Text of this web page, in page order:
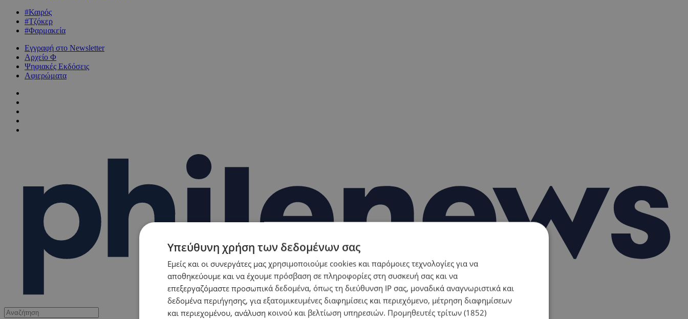
#Καιρός
#Τζόκερ
#Φαρμακεία
Εγγραφή στο Newsletter
Αρχείο Φ
Ψηφιακές Εκδόσεις
Αφιερώματα
Υπεύθυνη χρήση των δεδομένων σας
Εμείς και οι συνεργάτες μας χρησιμοποιούμε cookies και παρόμοιες τεχνολογίες για να
αποθηκεύουμε και να έχουμε πρόσβαση σε πληροφορίες στη συσκευή σας και να
επεξεργαζόμαστε προσωπικά δεδομένα, όπως τη διεύθυνση IP σας, μοναδικά αναγνωριστικά και
δεδομένα περιήγησης, για εξατομικευμένες διαφημίσεις και περιεχόμενο, μέτρηση διαφημίσεων
και περιεχομένου, ανάλυση κοινού και βελτίωση υπηρεσιών. Προμηθευτές τρίτων (1852)